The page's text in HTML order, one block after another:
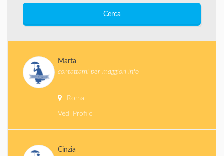
Cerca
Marta
contattami per maggiori info
Roma
Vedi Profilo
Cinzia